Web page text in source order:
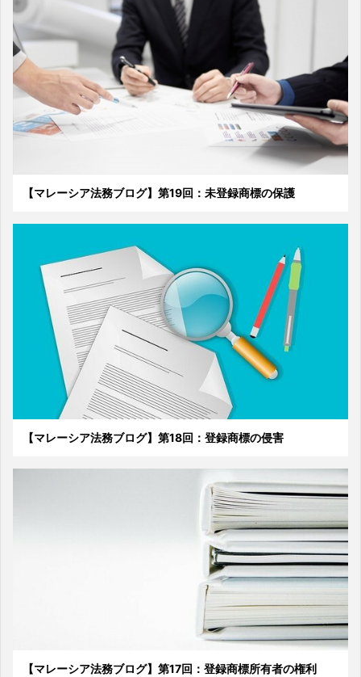
【マレーシア法務ブログ】第19回：未登録商標の保護
【マレーシア法務ブログ】第18回：登録商標の侵害
【マレーシア法務ブログ】第17回：登録商標所有者の権利